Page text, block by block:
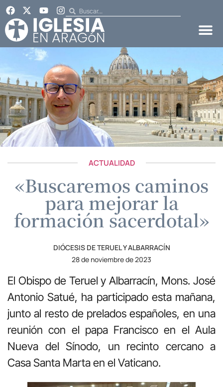
ACTUALIDAD
«Buscaremos caminos
para mejorar la
formación sacerdotal»
DIÓCESIS DE TERUEL Y ALBARRACÍN
28 de noviembre de 2023
El Obispo de Teruel y Albarracín, Mons. José
Antonio Satué, ha participado esta mañana,
junto al resto de prelados españoles, en una
reunión con el papa Francisco en el Aula
Nueva del Sínodo, un recinto cercano a
Casa Santa Marta en el Vaticano.